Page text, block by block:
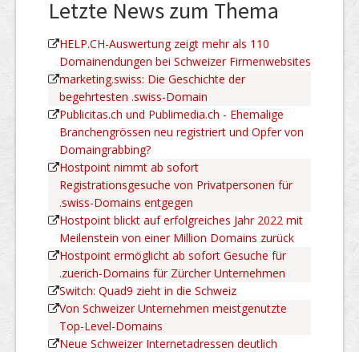
Letzte News zum Thema
HELP.CH-Auswertung zeigt mehr als 110
Domainendungen bei Schweizer Firmenwebsites
marketing.swiss: Die Geschichte der
begehrtesten .swiss-Domain
Publicitas.ch und Publimedia.ch - Ehemalige
Branchengrössen neu registriert und Opfer von
Domaingrabbing?
Hostpoint nimmt ab sofort
Registrationsgesuche von Privatpersonen für
.swiss-Domains entgegen
Hostpoint blickt auf erfolgreiches Jahr 2022 mit
Meilenstein von einer Million Domains zurück
Hostpoint ermöglicht ab sofort Gesuche für
.zuerich-Domains für Zürcher Unternehmen
Switch: Quad9 zieht in die Schweiz
Von Schweizer Unternehmen meistgenutzte
Top-Level-Domains
Neue Schweizer Internetadressen deutlich